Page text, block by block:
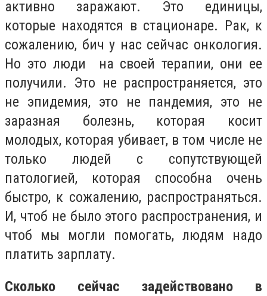
активно заражают. Это единицы,
которые находятся в стационаре. Рак, к
сожалению, бич у нас сейчас онкология.
Но это люди на своей терапии, они ее
получили. Это не распространяется, это
не эпидемия, это не пандемия, это не
заразная болезнь, которая косит
молодых, которая убивает, в том числе не
только людей с сопутствующей
патологией, которая способна очень
быстро, к сожалению, распространяться.
И, чтоб не было этого распространения, и
чтоб мы могли помогать, людям надо
платить зарплату.
Сколько сейчас задействовано в